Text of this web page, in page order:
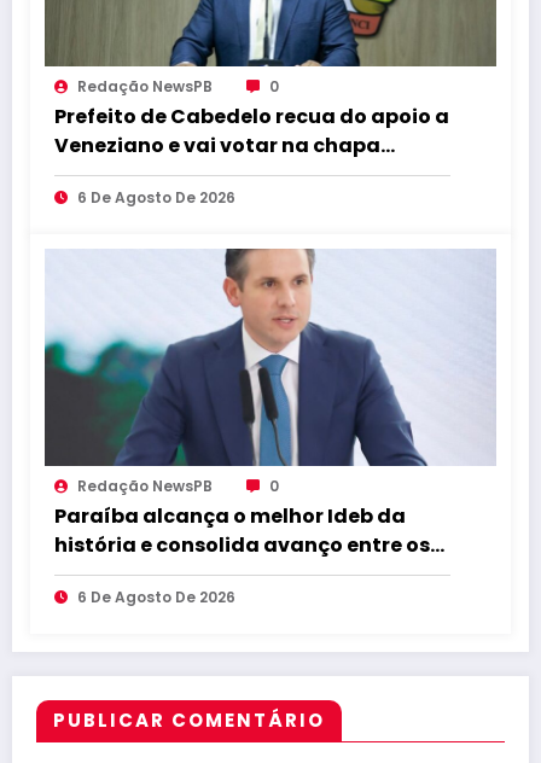
Redação NewsPB 0
Prefeito de Cabedelo recua do apoio a
Veneziano e vai votar na chapa
governista completa
6 De Agosto De 2026
Redação NewsPB 0
Paraíba alcança o melhor Ideb da
história e consolida avanço entre os
maiores do Brasil
6 De Agosto De 2026
PUBLICAR COMENTÁRIO